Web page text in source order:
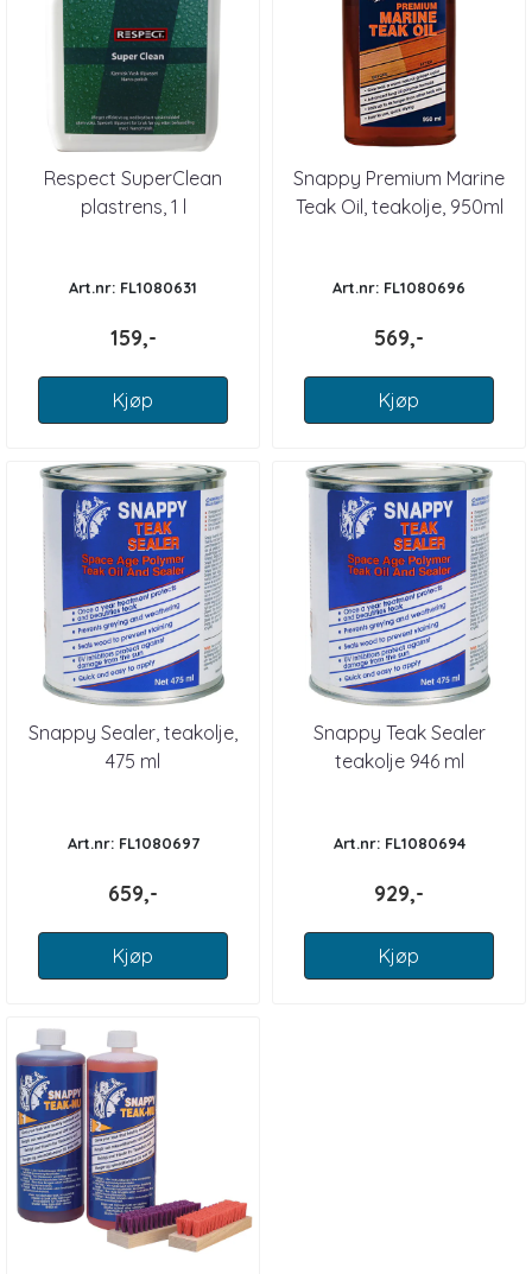
Respect SuperClean
plastrens, 1 l
Art.nr: FL1080631
159,-
Kjøp
Snappy Premium Marine
Teak Oil, teakolje, 950ml
Art.nr: FL1080696
569,-
Kjøp
Snappy Sealer, teakolje,
475 ml
Art.nr: FL1080697
659,-
Kjøp
Snappy Teak Sealer
teakolje 946 ml
Art.nr: FL1080694
929,-
Kjøp